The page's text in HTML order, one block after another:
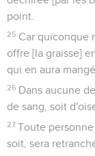
point.
25 Car quiconque
offre [la graisse]
qui en aura
26 Dans aucune
de sang, soit
27 Toute
soit, sera